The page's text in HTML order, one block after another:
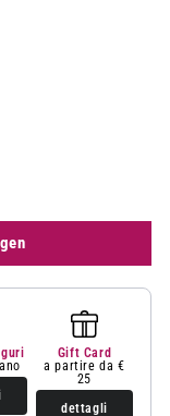
Gift Card
a partire da €
25
dettagli